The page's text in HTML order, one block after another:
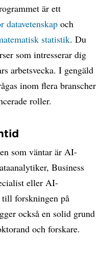
är ett
datavetenskap och
statistik. Du
som intresserar dig
arbetsvecka. I gengäld
inom flera branscher
roller.
som väntar är AI-
Business
eller AI-
forskningen på
också en solid grund
och forskare.